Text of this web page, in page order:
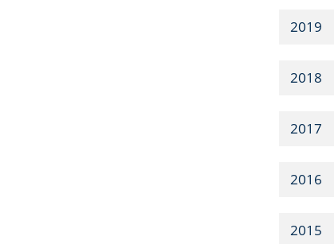
2019
2018
2017
2016
2015